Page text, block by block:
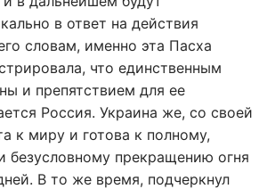
в ответ на действия
словам, именно эта Пасха
что единственным
и препятствием для ее
Россия. Украина же, со своей
к миру и готова к полному,
безусловному прекращению огня
В то же время, подчеркнул